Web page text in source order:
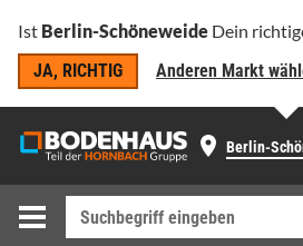
Ist Berlin-Schöneweide Dein
JA, RICHTIG
Anderen Markt
Berlin-